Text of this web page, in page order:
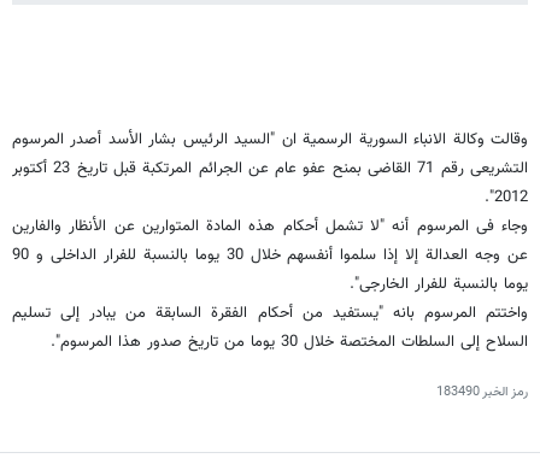
وقالت وکالة الانباء السوریة الرسمیة ان "السید الرئیس بشار الأسد أصدر المرسوم
التشریعی رقم 71 القاضی بمنح عفو عام عن الجرائم المرتکبة قبل تاریخ 23 أکتوبر
2012".
وجاء فی المرسوم أنه "لا تشمل أحکام هذه المادة المتوارین عن الأنظار والفارین
عن وجه العدالة إلا إذا سلموا أنفسهم خلال 30 یوما بالنسبة للفرار الداخلی و 90
یوما بالنسبة للفرار الخارجی".
واختتم المرسوم بانه "یستفید من أحکام الفقرة السابقة من یبادر إلى تسلیم
السلاح إلى السلطات المختصة خلال 30 یوما من تاریخ صدور هذا المرسوم".
رمز الخبر183490